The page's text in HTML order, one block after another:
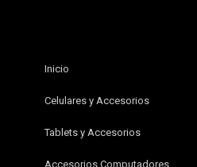
Inicio
Celulares y Accesorios
Tablets y Accesorios
Accesorios Computadores